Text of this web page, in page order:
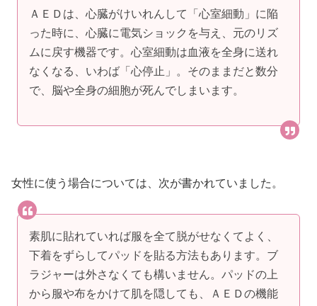
ＡＥＤは、心臓がけいれんして「心室細動」に陥
った時に、心臓に電気ショックを与え、元のリズ
ムに戻す機器です。心室細動は血液を全身に送れ
なくなる、いわば「心停止」。そのままだと数分
で、脳や全身の細胞が死んでしまいます。
女性に使う場合については、次が書かれていました。
素肌に貼れていれば服を全て脱がせなくてよく、
下着をずらしてパッドを貼る方法もあります。ブ
ラジャーは外さなくても構いません。パッドの上
から服や布をかけて肌を隠しても、ＡＥＤの機能